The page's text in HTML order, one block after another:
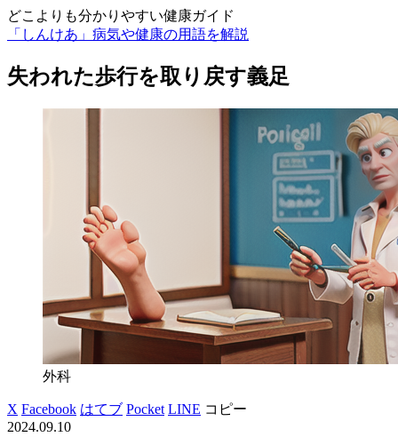
どこよりも分かりやすい健康ガイド
「しんけあ」病気や健康の用語を解説
失われた歩行を取り戻す義足
外科
X Facebook はてブ Pocket LINE コピー
2024.09.10